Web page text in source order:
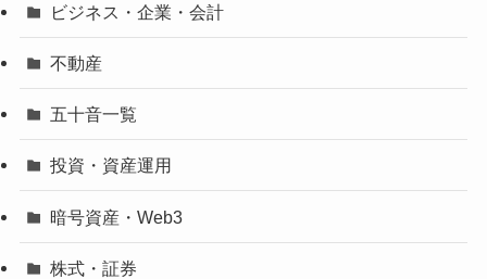
ビジネス・企業・会計
不動産
五十音一覧
投資・資産運用
暗号資産・Web3
株式・証券